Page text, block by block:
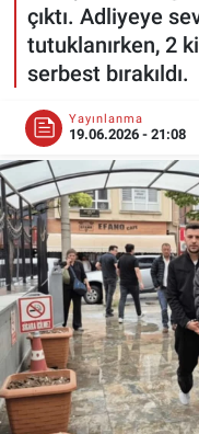
çıktı. Adliyeye
tutuklanırken, 2
serbest bırakıldı.
Yayınlanma
19.06.2026 - 21:08
ESKİŞEHİR
Eskişehir
Eskişehir